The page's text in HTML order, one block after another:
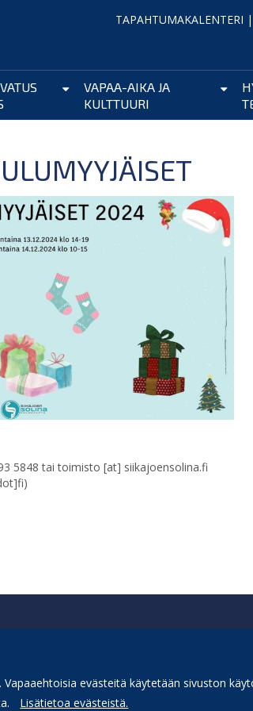
evästeitä käytetään sivuston
Lisätietoa evästeistä.
TAPAHTUMAKALENTERI |
VAPAA-AIKA JA
KULTTUURI
5848 taitoimisto [at] siikajoensolina.fi